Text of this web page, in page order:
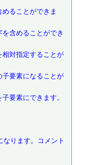
ることができま
含めることができ
対指定することが
要素になることが
要素にできます。
ります。コメント